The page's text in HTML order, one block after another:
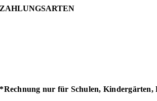
ZAHLUNGSARTEN
*Rechnung nur für Schulen, Kindergärten,